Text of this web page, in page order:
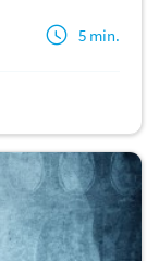
5 min.